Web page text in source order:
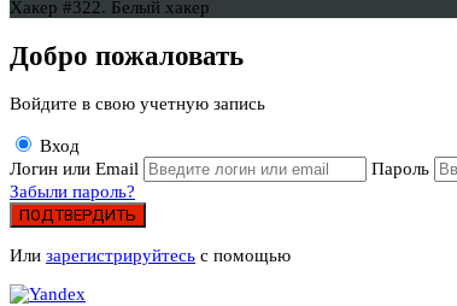
Хакер #322. Белый хакер
Добро пожаловать
Войдите в свою учетную запись
Вход
Логин или Email
Пароль
Забыли пароль?
ПОДТВЕРДИТЬ
Или зарегистрируйтесь с помощью